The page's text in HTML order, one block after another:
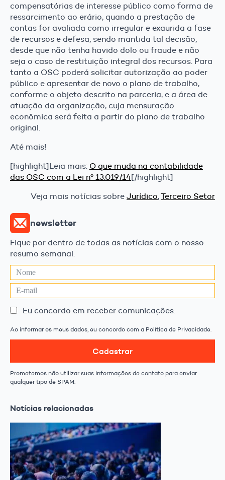
compensatórias de interesse público como forma de
ressarcimento ao erário, quando a prestação de
contas for avaliada como irregular e exaurida a fase
de recursos e defesa, sendo mantida tal decisão,
desde que não tenha havido dolo ou fraude e não
seja o caso de restituição integral dos recursos. Para
tanto a OSC poderá solicitar autorização ao poder
público e apresentar de novo o plano de trabalho,
conforme o objeto descrito na parceria, e a área de
atuação da organização, cuja mensuração
econômica será feita a partir do plano de trabalho
original.
Até mais!
[highlight]Leia mais: O que muda na contabilidade
das OSC com a Lei nº 13.019/14[/highlight]
Veja mais notícias sobre Jurídico,Terceiro Setor
newsletter
Fique por dentro de todas as notícias com o nosso
resumo semanal.
Eu concordo em receber comunicações.
Ao informar os meus dados, eu concordo com a Política de Privacidade.
Cadastrar
Prometemos não utilizar suas informações de contato para enviar
qualquer tipo de SPAM.
Notícias relacionadas